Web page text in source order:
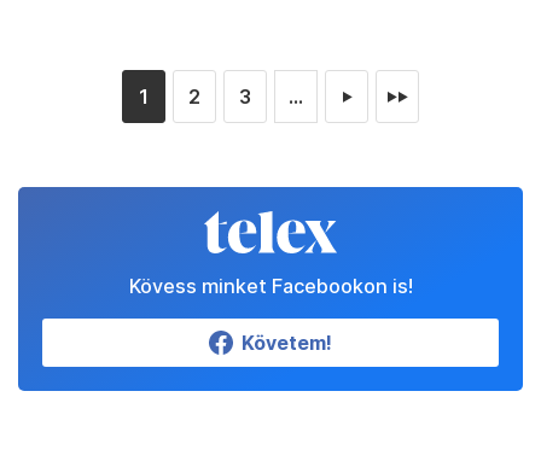
1 2 3 ... ► ►►
Kövess minket Facebookon is!
Követem!